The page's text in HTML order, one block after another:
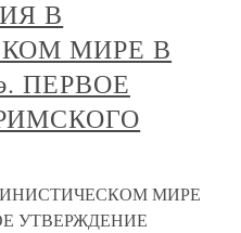
В
МИРЕ В
ПЕРВОЕ
МИРЕ
УТВЕРЖДЕНИЕ